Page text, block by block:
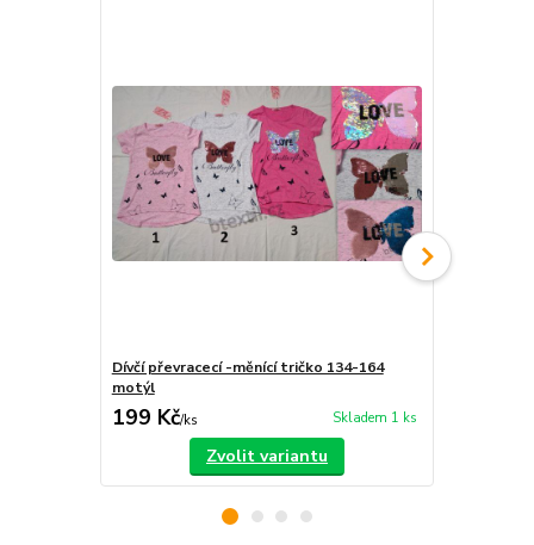
Dívčí převracecí -měnící tričko 134-164
motýl
199 Kč/ks Skladem 1 ks
Zvolit variantu